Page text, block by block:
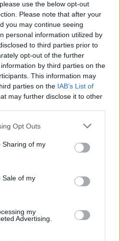
use the below opt-out
Please note that after your
you may continue seeing
personal information utilized by
to third parties prior to
opt-out of the further
by third parties on the
This information may
parties on the IAB’s List of
may further disclose it to other
app uses one or more Google
behaviour. You may click to
and its third-party tags to
purposes in below Google
Opt Outs
Sharing of my
Sale of my
my
Advertising.
a Texas Egyetem
kapja. A gond ezzel a
hogy ez a fiú elég
ül, és
is, drogfüggő
mama arról
összegben
O’Nealről nem
így alakult.
a haldokló
ITT!